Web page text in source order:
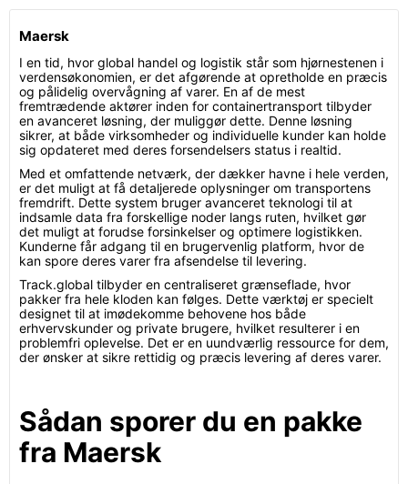
Maersk
I en tid, hvor global handel og logistik står som hjørnestenen i
verdensøkonomien, er det afgørende at opretholde en præcis
og pålidelig overvågning af varer. En af de mest
fremtrædende aktører inden for containertransport tilbyder
en avanceret løsning, der muliggør dette. Denne løsning
sikrer, at både virksomheder og individuelle kunder kan holde
sig opdateret med deres forsendelsers status i realtid.
Med et omfattende netværk, der dækker havne i hele verden,
er det muligt at få detaljerede oplysninger om transportens
fremdrift. Dette system bruger avanceret teknologi til at
indsamle data fra forskellige noder langs ruten, hvilket gør
det muligt at forudse forsinkelser og optimere logistikken.
Kunderne får adgang til en brugervenlig platform, hvor de
kan spore deres varer fra afsendelse til levering.
Track.global tilbyder en centraliseret grænseflade, hvor
pakker fra hele kloden kan følges. Dette værktøj er specielt
designet til at imødekomme behovene hos både
erhvervskunder og private brugere, hvilket resulterer i en
problemfri oplevelse. Det er en uundværlig ressource for dem,
der ønsker at sikre rettidig og præcis levering af deres varer.
Sådan sporer du en pakke
fra Maersk